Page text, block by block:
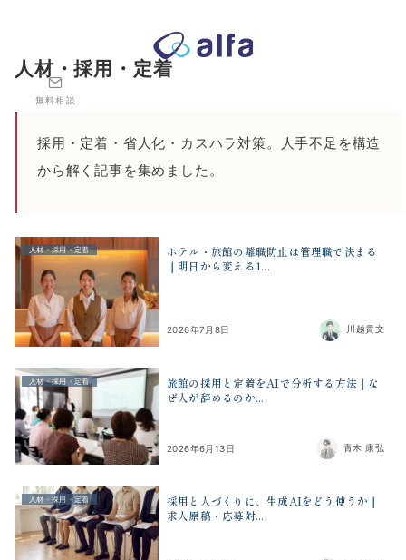
無料相談
株式会社アルファコンサルティング｜ホテル・旅館・観光業の事
人材・採用・定着
採用・定着・省人化・カスハラ対策。人手不足を構造
から解く記事を集めました。
人材・採用・定着
ホテル・旅館の離職防止は管理職で決まる
｜明日から変える1...
2026年7月8日 川越貴文
人材・採用・定着
旅館の採用と定着をAIで分析する方法｜な
ぜ人が辞めるのか...
2026年6月13日 青木 康弘
人材・採用・定着
採用と人づくりに、生成AIをどう使うか｜
求人原稿・応募対...